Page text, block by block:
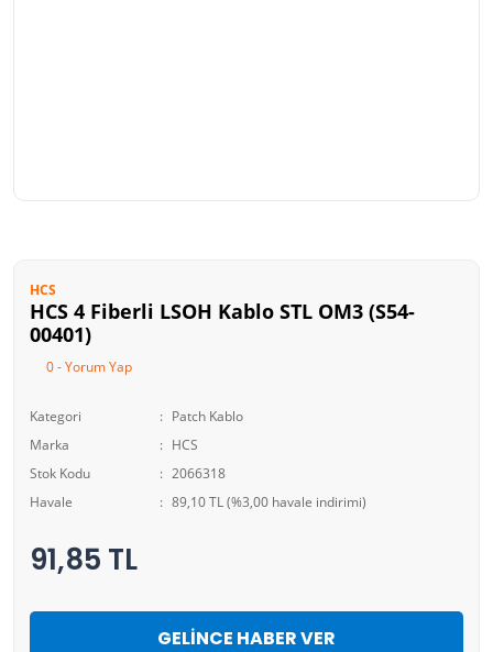
HCS
HCS 4 Fiberli LSOH Kablo STL OM3 (S54-
00401)
0 - Yorum Yap
Kategori
Patch Kablo
Marka
HCS
Stok Kodu
2066318
Havale
89,10 TL (%3,00 havale indirimi)
91,85 TL
GELİNCE HABER VER